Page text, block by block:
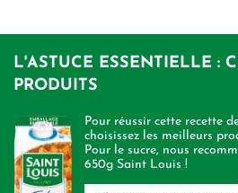
L'ASTUCE ESSENTIELLE :
PRODUITS
Pour réussir cette recette
choisissez les meilleurs
Pour le sucre, nous
650g Saint Louis !